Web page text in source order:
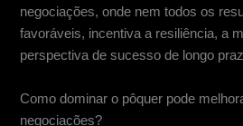
negociações, onde nem todos os
favoráveis, incentiva a resiliência, a
perspectiva de sucesso de longo
Como dominar o pôquer pode
negociações?